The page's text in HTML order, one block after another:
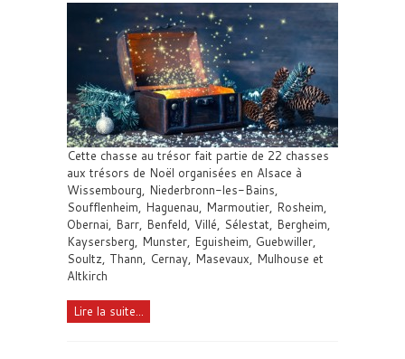
Cette chasse au trésor fait partie de 22 chasses
aux trésors de Noël organisées en Alsace à
Wissembourg, Niederbronn-les-Bains,
Soufflenheim, Haguenau, Marmoutier, Rosheim,
Obernai, Barr, Benfeld, Villé, Sélestat, Bergheim,
Kaysersberg, Munster, Eguisheim, Guebwiller,
Soultz, Thann, Cernay, Masevaux, Mulhouse et
Altkirch
Lire la suite...